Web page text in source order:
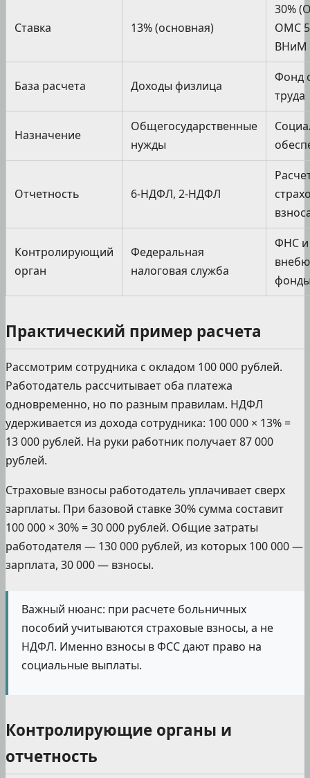
Ставка 13% (основная)
30%
ОМС
ВНиМ
База расчета Доходы физлица
Фонд
труда
Назначение
Общегосударственные
нужды
Отчетность 6-НДФЛ, 2-НДФЛ
Контролирующий
орган
Федеральная
налоговая служба
ФНС и
Практический пример расчета
Рассмотрим сотрудника с окладом 100 000 рублей.
Работодатель рассчитывает оба платежа
одновременно, но по разным правилам. НДФЛ
удерживается из дохода сотрудника: 100 000 × 13% =
13 000 рублей. На руки работник получает 87 000
рублей.
Страховые взносы работодатель уплачивает сверх
зарплаты. При базовой ставке 30% сумма составит
100 000 × 30% = 30 000 рублей. Общие затраты
работодателя — 130 000 рублей, из которых 100 000 —
зарплата, 30 000 — взносы.
Важный нюанс: при расчете больничных
пособий учитываются страховые взносы, а не
НДФЛ. Именно взносы в ФСС дают право на
социальные выплаты.
Контролирующие органы и
отчетность